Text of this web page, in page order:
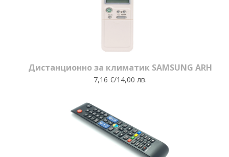
Дистанционно за климатик SAMSUNG ARH
7,16 €/14,00 лв.